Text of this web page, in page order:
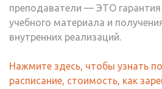
преподаватели — ЭТО гарантия
учебного материала и
внутренних реализаций.
Нажмите здесь, чтобы узнать
расписание, стоимость, как